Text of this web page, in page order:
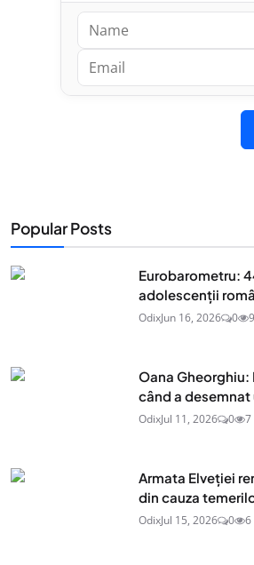
Popular Posts
Eurobarometru:
adolescenţii
OdixJun 16, 2026 0 9
Oana Gheorghiu:
când a desemnat
OdixJul 11, 2026 0 7
Armata Elveției
din cauza
OdixJul 15, 2026 0 6